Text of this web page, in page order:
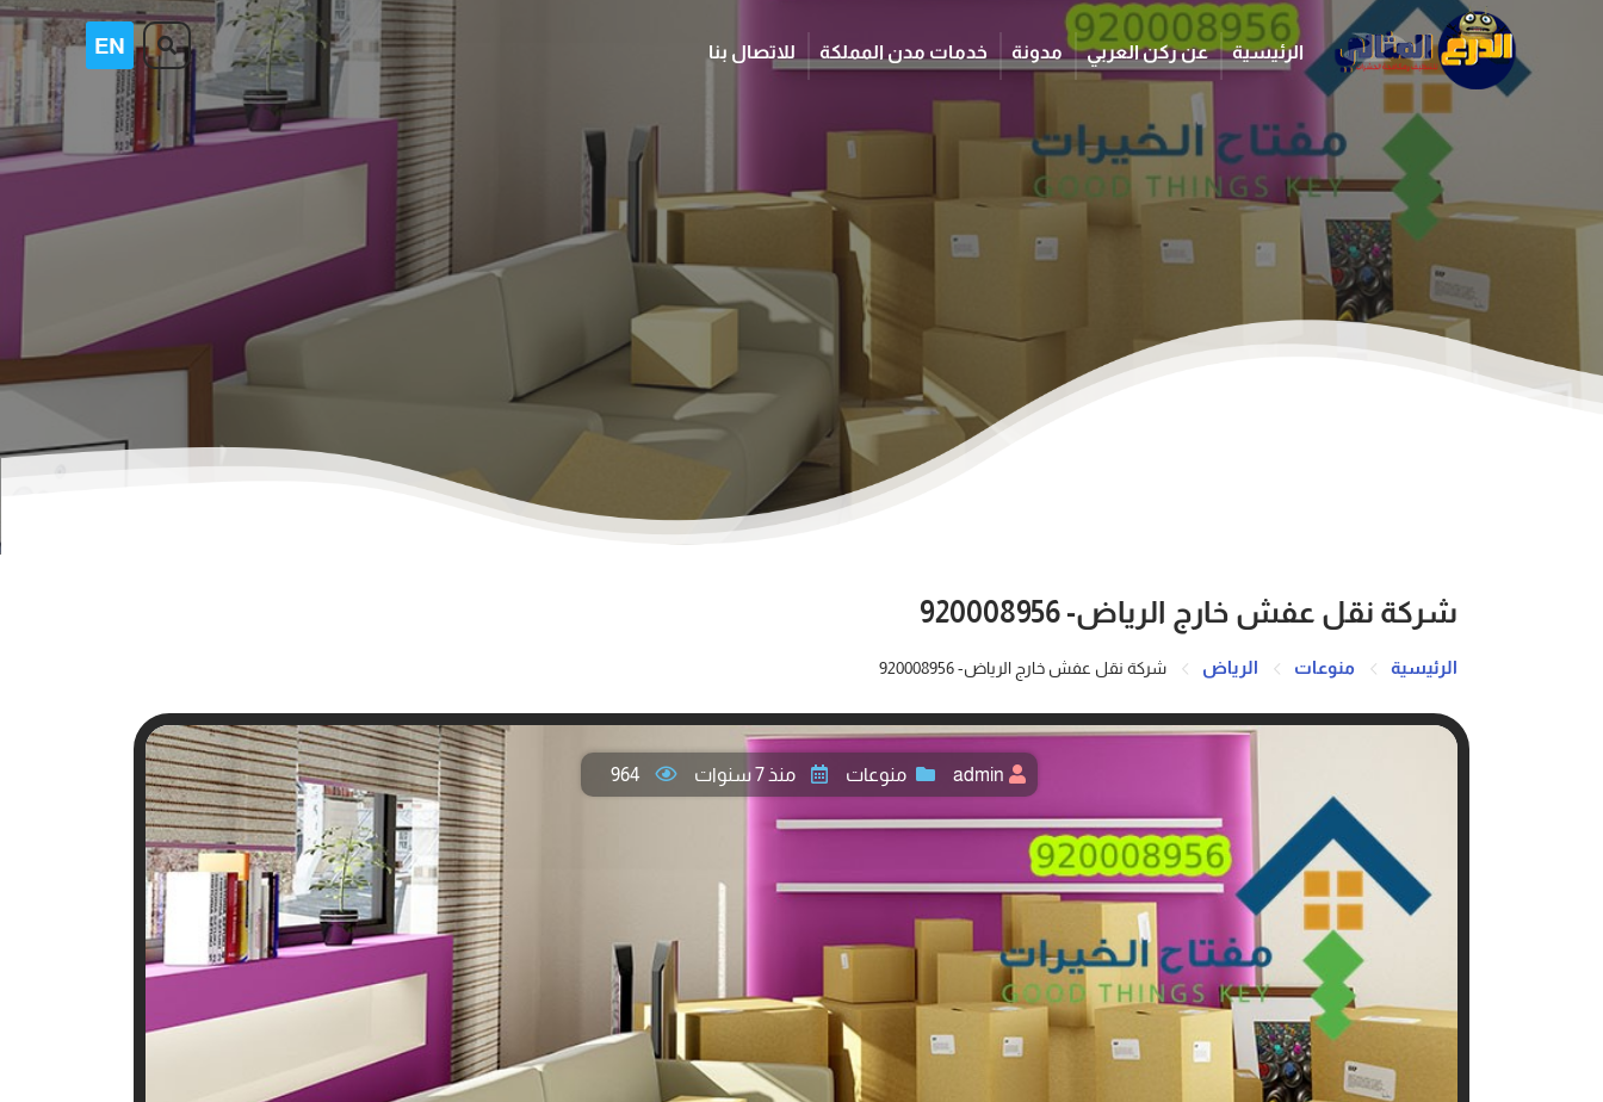
الرئيسية عن ركن العربي مدونة خدمات مدن المملكة للاتصال بنا
شركة نقل عفش خارج الرياض- 920008956
الرئيسية منوعات الرياض شركة نقل عفش خارج الرياض- 920008956
admin منوعات منذ 7 سنوات